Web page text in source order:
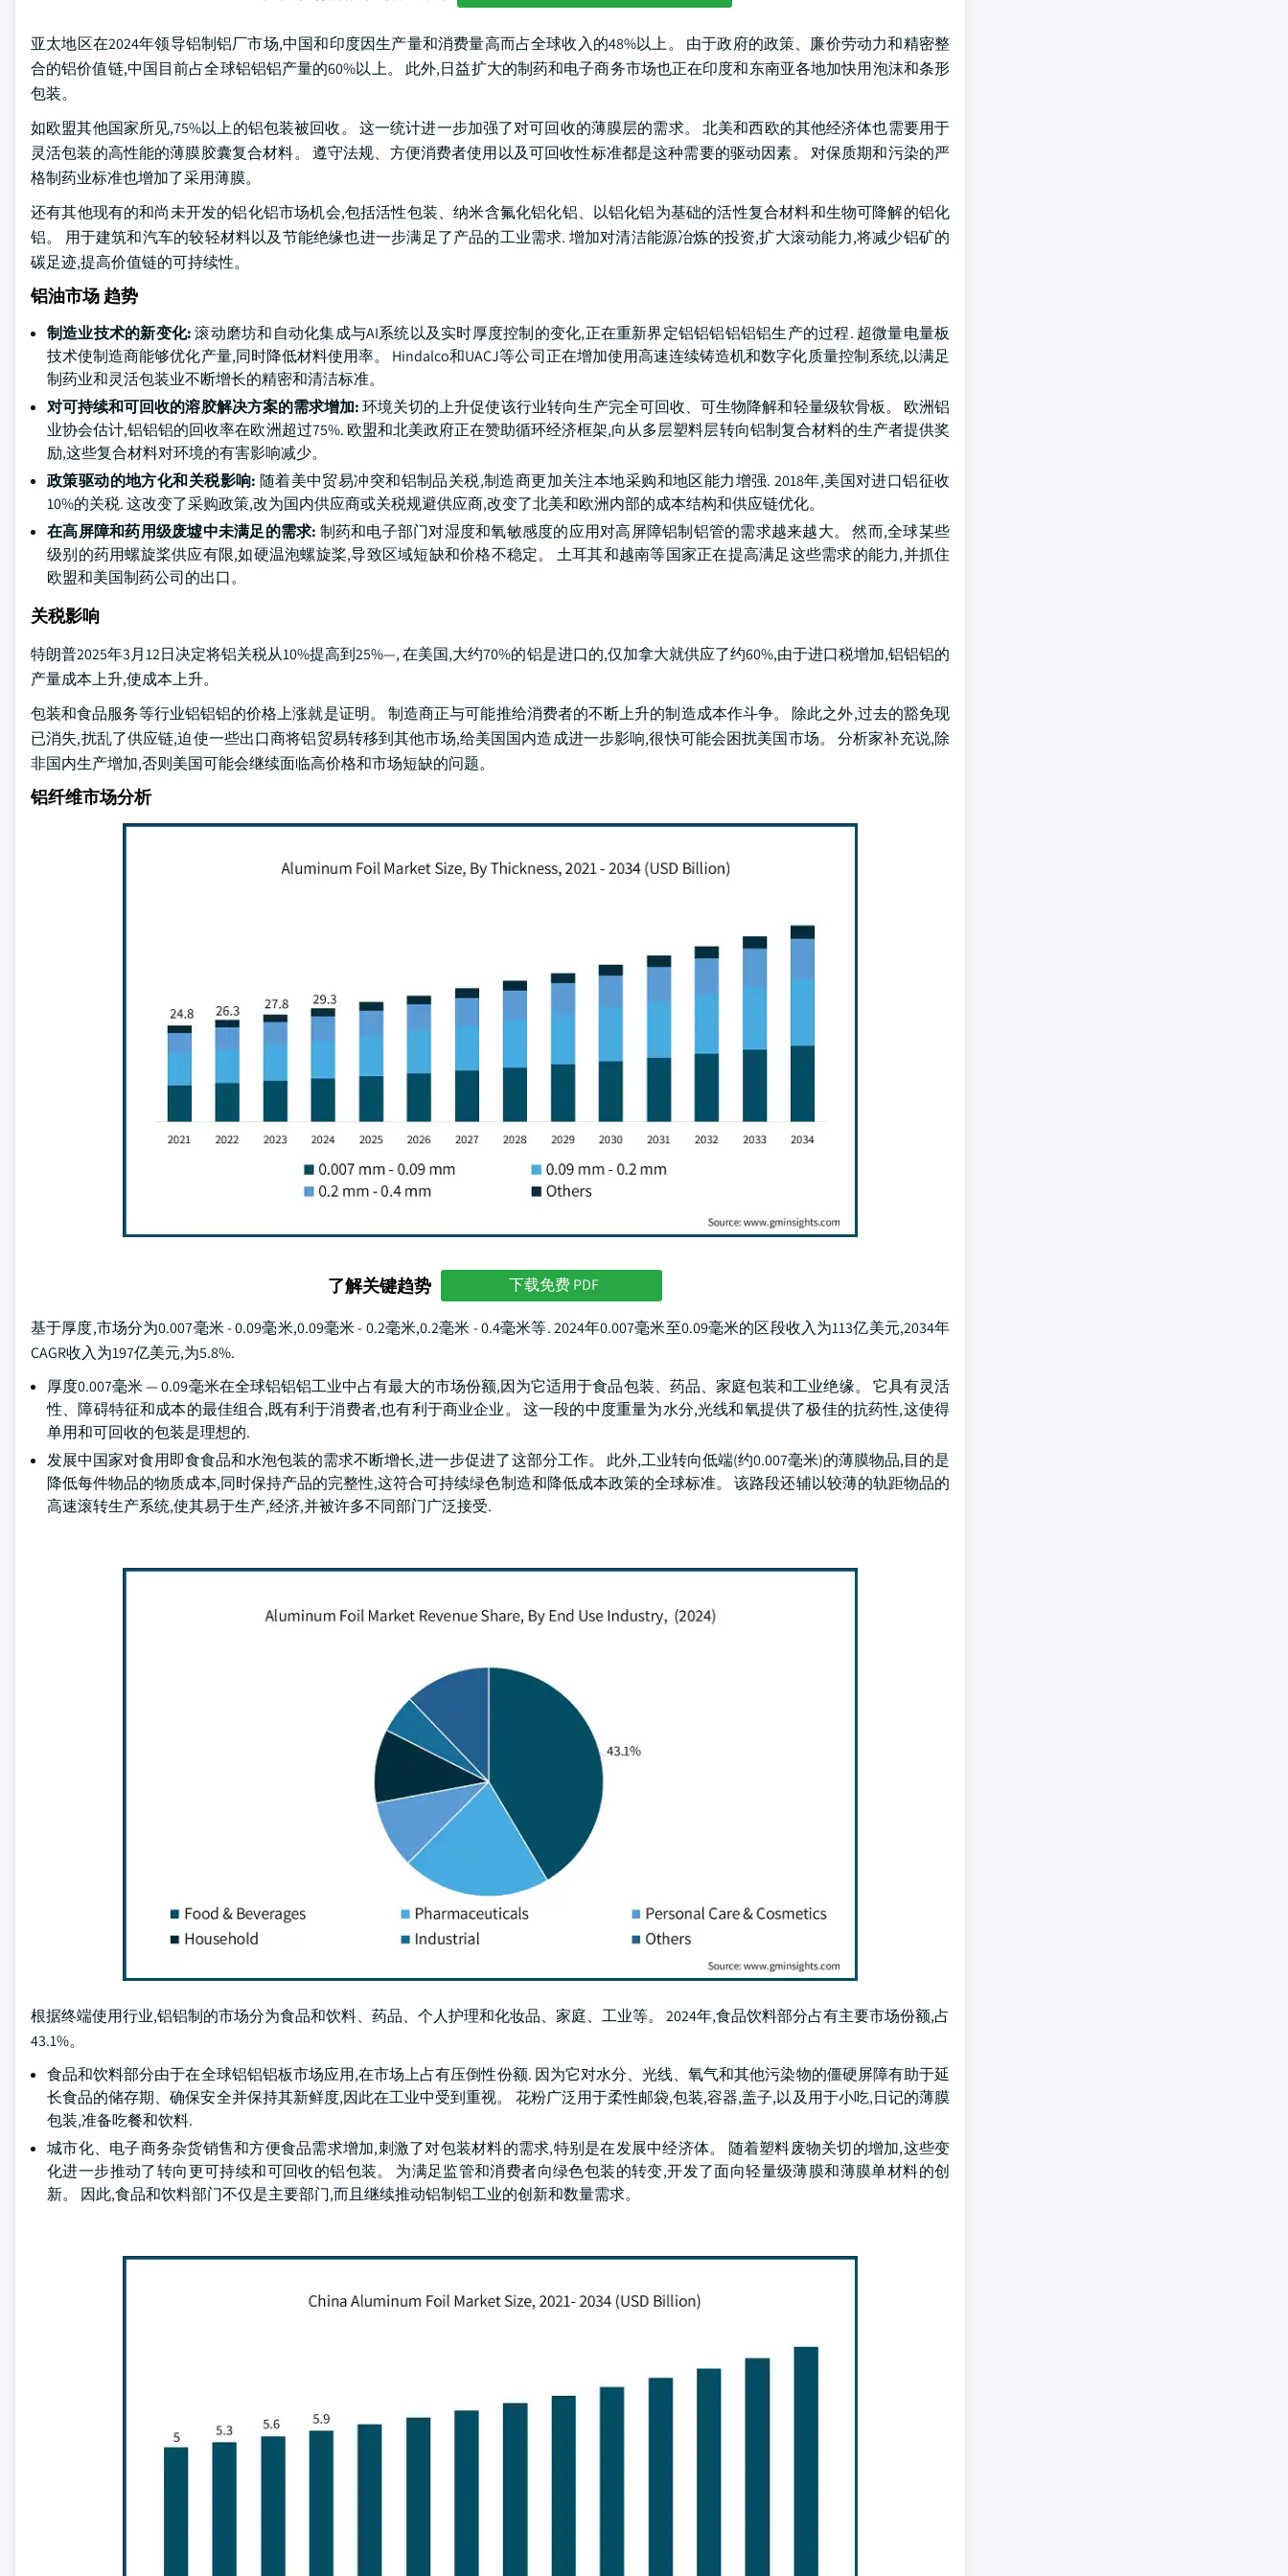
亚太地区在2024年领导铝制铝厂市场,中国和印度因生产量和消费量高而占全球收入的48%以上。 由于政府的政策、廉价劳动力和精密整
合的铝价值链,中国目前占全球铝铝铝产量的60%以上。 此外,日益扩大的制药和电子商务市场也正在印度和东南亚各地加快用泡沫和条形
包装。
如欧盟其他国家所见,75%以上的铝包装被回收。 这一统计进一步加强了对可回收的薄膜层的需求。 北美和西欧的其他经济体也需要用于
灵活包装的高性能的薄膜胶囊复合材料。 遵守法规、方便消费者使用以及可回收性标准都是这种需要的驱动因素。 对保质期和污染的严
格制药业标准也增加了采用薄膜。
还有其他现有的和尚未开发的铝化铝市场机会,包括活性包装、纳米含氟化铝化铝、以铝化铝为基础的活性复合材料和生物可降解的铝化
铝。 用于建筑和汽车的较轻材料以及节能绝缘也进一步满足了产品的工业需求. 增加对清洁能源冶炼的投资,扩大滚动能力,将减少铝矿的
碳足迹,提高价值链的可持续性。
铝油市场 趋势
制造业技术的新变化:滚动磨坊和自动化集成与AI系统以及实时厚度控制的变化,正在重新界定铝铝铝铝铝铝生产的过程. 超微量电量板
技术使制造商能够优化产量,同时降低材料使用率。 Hindalco和UACJ等公司正在增加使用高速连续铸造机和数字化质量控制系统,以满足
制药业和灵活包装业不断增长的精密和清洁标准。
对可持续和可回收的溶胶解决方案的需求增加:环境关切的上升促使该行业转向生产完全可回收、可生物降解和轻量级软骨板。 欧洲铝
业协会估计,铝铝铝的回收率在欧洲超过75%. 欧盟和北美政府正在赞助循环经济框架,向从多层塑料层转向铝制复合材料的生产者提供奖
励,这些复合材料对环境的有害影响减少。
政策驱动的地方化和关税影响: 随着美中贸易冲突和铝制品关税,制造商更加关注本地采购和地区能力增强. 2018年,美国对进口铝征收
10%的关税. 这改变了采购政策,改为国内供应商或关税规避供应商,改变了北美和欧洲内部的成本结构和供应链优化。
在高屏障和药用级废墟中未满足的需求: 制药和电子部门对湿度和氧敏感度的应用对高屏障铝制铝管的需求越来越大。 然而,全球某些
级别的药用螺旋桨供应有限,如硬温泡螺旋桨,导致区域短缺和价格不稳定。 土耳其和越南等国家正在提高满足这些需求的能力,并抓住
欧盟和美国制药公司的出口。
关税影响
特朗普2025年3月12日决定将铝关税从10%提高到25%—, 在美国,大约70%的铝是进口的,仅加拿大就供应了约60%,由于进口税增加,铝铝铝的
产量成本上升,使成本上升。
包装和食品服务等行业铝铝铝的价格上涨就是证明。 制造商正与可能推给消费者的不断上升的制造成本作斗争。 除此之外,过去的豁免现
已消失,扰乱了供应链,迫使一些出口商将铝贸易转移到其他市场,给美国国内造成进一步影响,很快可能会困扰美国市场。 分析家补充说,除
非国内生产增加,否则美国可能会继续面临高价格和市场短缺的问题。
铝纤维市场分析
了解关键趋势 下载免费 PDF
基于厚度,市场分为0.007毫米 - 0.09毫米,0.09毫米 - 0.2毫米,0.2毫米 - 0.4毫米等. 2024年0.007毫米至0.09毫米的区段收入为113亿美元,2034年
CAGR收入为197亿美元,为5.8%.
厚度0.007毫米 — 0.09毫米在全球铝铝铝工业中占有最大的市场份额,因为它适用于食品包装、药品、家庭包装和工业绝缘。 它具有灵活
性、障碍特征和成本的最佳组合,既有利于消费者,也有利于商业企业。 这一段的中度重量为水分,光线和氧提供了极佳的抗药性,这使得
单用和可回收的包装是理想的.
发展中国家对食用即食食品和水泡包装的需求不断增长,进一步促进了这部分工作。 此外,工业转向低端(约0.007毫米)的薄膜物品,目的是
降低每件物品的物质成本,同时保持产品的完整性,这符合可持续绿色制造和降低成本政策的全球标准。 该路段还辅以较薄的轨距物品的
高速滚转生产系统,使其易于生产,经济,并被许多不同部门广泛接受.
根据终端使用行业,铝铝制的市场分为食品和饮料、药品、个人护理和化妆品、家庭、工业等。 2024年,食品饮料部分占有主要市场份额,占
43.1%。
食品和饮料部分由于在全球铝铝铝板市场应用,在市场上占有压倒性份额. 因为它对水分、光线、氧气和其他污染物的僵硬屏障有助于延
长食品的储存期、确保安全并保持其新鲜度,因此在工业中受到重视。 花粉广泛用于柔性邮袋,包装,容器,盖子,以及用于小吃,日记的薄膜
包装,准备吃餐和饮料.
城市化、电子商务杂货销售和方便食品需求增加,刺激了对包装材料的需求,特别是在发展中经济体。 随着塑料废物关切的增加,这些变
化进一步推动了转向更可持续和可回收的铝包装。 为满足监管和消费者向绿色包装的转变,开发了面向轻量级薄膜和薄膜单材料的创
新。 因此,食品和饮料部门不仅是主要部门,而且继续推动铝制铝工业的创新和数量需求。